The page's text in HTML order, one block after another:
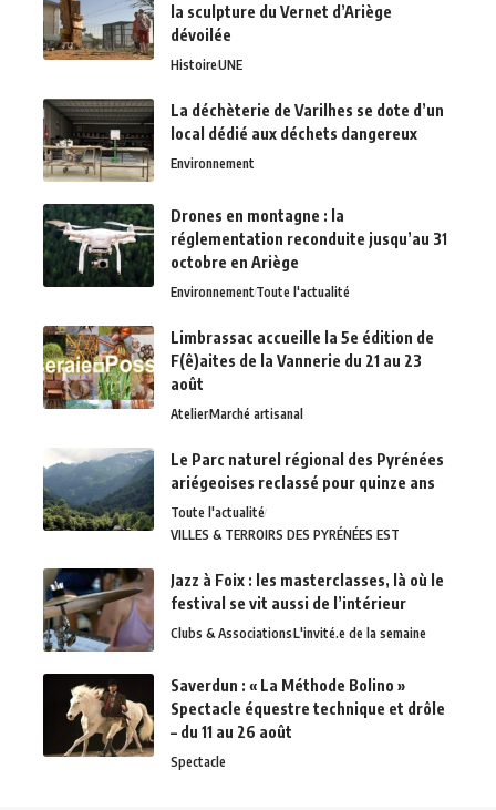
la sculpture du Vernet d’Ariège
dévoilée
HistoireUNE
La déchèterie de Varilhes se dote d’un
local dédié aux déchets dangereux
Environnement
Drones en montagne : la
réglementation reconduite jusqu’au 31
octobre en Ariège
EnvironnementToute l'actualité
Limbrassac accueille la 5e édition de
F(ê)aites de la Vannerie du 21 au 23
août
AtelierMarché artisanal
Le Parc naturel régional des Pyrénées
ariégeoises reclassé pour quinze ans
Toute l'actualité
VILLES & TERROIRS DES PYRÉNÉES EST
Jazz à Foix : les masterclasses, là où le
festival se vit aussi de l’intérieur
Clubs & AssociationsL'invité.e de la semaine
Saverdun : « La Méthode Bolino »
Spectacle équestre technique et drôle
– du 11 au 26 août
Spectacle